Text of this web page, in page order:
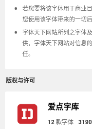
若您要将该字体用于商业
您使用该字体带来的一切
字体天下网站所列之字体
供，字体天下网站对信息
任。
版权与许可
爱点字库
12款字体